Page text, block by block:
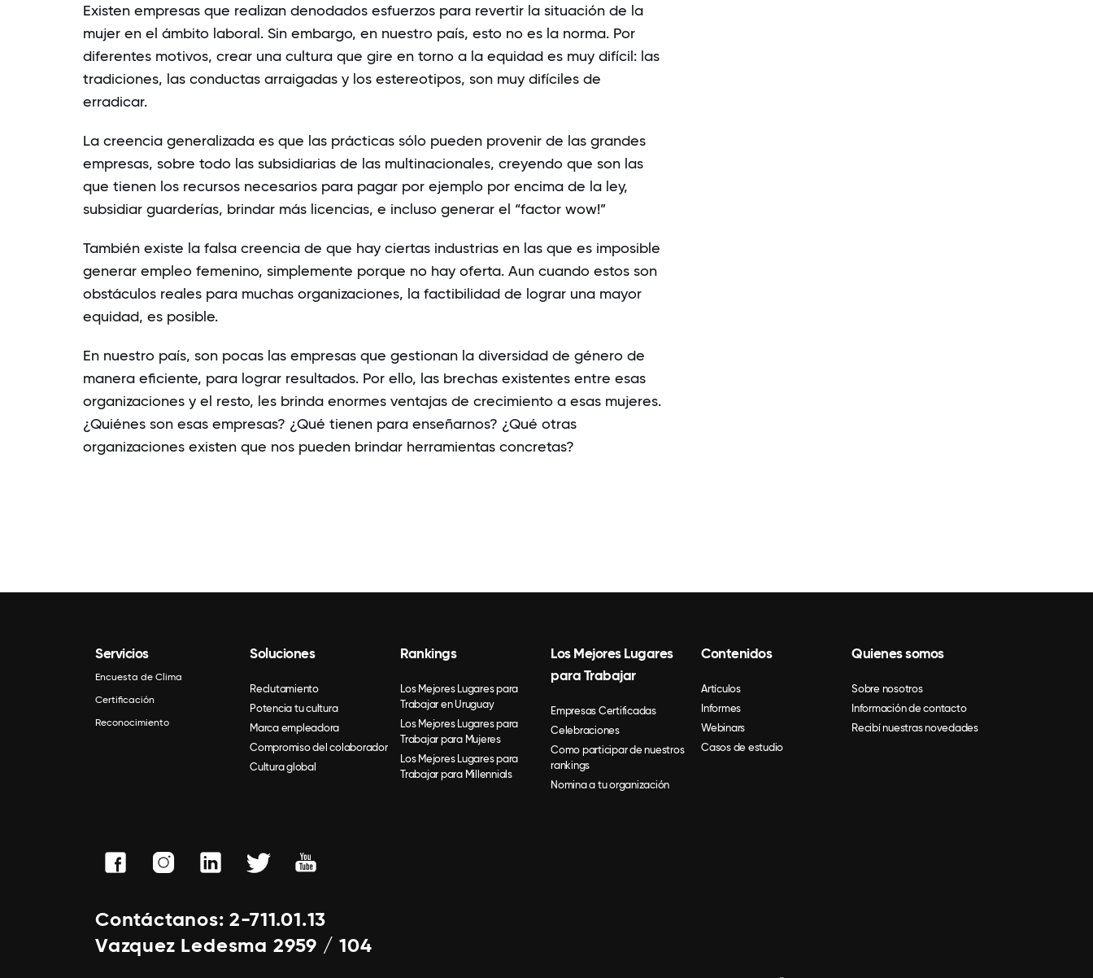
Existen empresas que realizan denodados esfuerzos para revertir la situación de la
mujer en el ámbito laboral. Sin embargo, en nuestro país, esto no es la norma. Por
diferentes motivos, crear una cultura que gire en torno a la equidad es muy difícil: las
tradiciones, las conductas arraigadas y los estereotipos, son muy difíciles de
erradicar.
La creencia generalizada es que las prácticas sólo pueden provenir de las grandes
empresas, sobre todo las subsidiarias de las multinacionales, creyendo que son las
que tienen los recursos necesarios para pagar por ejemplo por encima de la ley,
subsidiar guarderías, brindar más licencias, e incluso generar el “factor wow!”
También existe la falsa creencia de que hay ciertas industrias en las que es imposible
generar empleo femenino, simplemente porque no hay oferta. Aun cuando estos son
obstáculos reales para muchas organizaciones, la factibilidad de lograr una mayor
equidad, es posible.
En nuestro país, son pocas las empresas que gestionan la diversidad de género de
manera eficiente, para lograr resultados. Por ello, las brechas existentes entre esas
organizaciones y el resto, les brinda enormes ventajas de crecimiento a esas mujeres.
¿Quiénes son esas empresas? ¿Qué tienen para enseñarnos? ¿Qué otras
organizaciones existen que nos pueden brindar herramientas concretas?
Servicios
Encuesta de Clima
Certificación
Reconocimiento
Soluciones
Reclutamiento
Potencia tu cultura
Marca empleadora
Compromiso del colaborador
Cultura global
Rankings
Los Mejores Lugares para
Trabajar en Uruguay
Los Mejores Lugares para
Trabajar para Mujeres
Los Mejores Lugares para
Trabajar para Millennials
Los Mejores Lugares
para Trabajar
Empresas Certificadas
Celebraciones
Como participar de nuestros
rankings
Nomina a tu organización
Contenidos
Artículos
Informes
Webinars
Casos de estudio
Quienes somos
Sobre nosotros
Información de contacto
Recibí nuestras novedades
Contáctanos: 2-711.01.13
Vazquez Ledesma 2959 / 104